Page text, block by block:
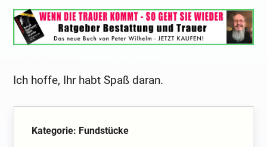
Ich hoffe, Ihr habt Spaß daran.
Kategorie: Fundstücke